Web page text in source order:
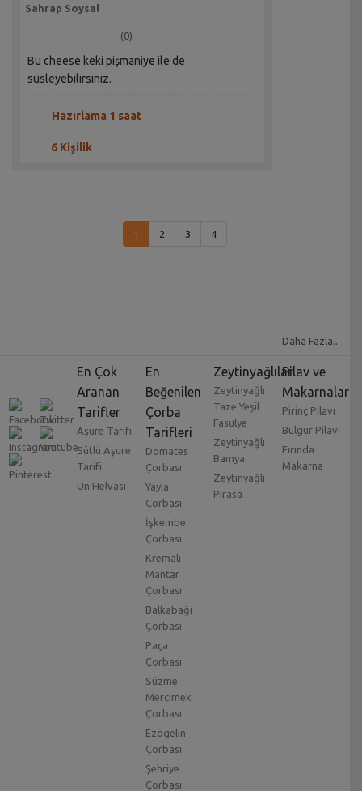
Sahrap Soysal
(0)
Bu cheese keki pişmaniye ile de
süsleyebilirsiniz.
Hazırlama 1 saat
6 Kişilik
1 2 3 4
Daha Fazla..
En Çok
Aranan
Tarifler
Aşure Tarifi
Sütlü Aşure
Tarifi
Un Helvası
En
Beğenilen
Çorba
Tarifleri
Domates
Çorbası
Yayla
Çorbası
İşkembe
Çorbası
Kremalı
Mantar
Çorbası
Balkabağı
Çorbası
Paça
Çorbası
Süzme
Mercimek
Çorbası
Ezogelin
Çorbası
Şehriye
Çorbası
Zeytinyağlılar
Zeytinyağlı
Taze Yeşil
Fasulye
Zeytinyağlı
Bamya
Zeytinyağlı
Pırasa
Pilav ve
Makarnalar
Pirinç Pilavı
Bulgur Pilavı
Fırında
Makarna